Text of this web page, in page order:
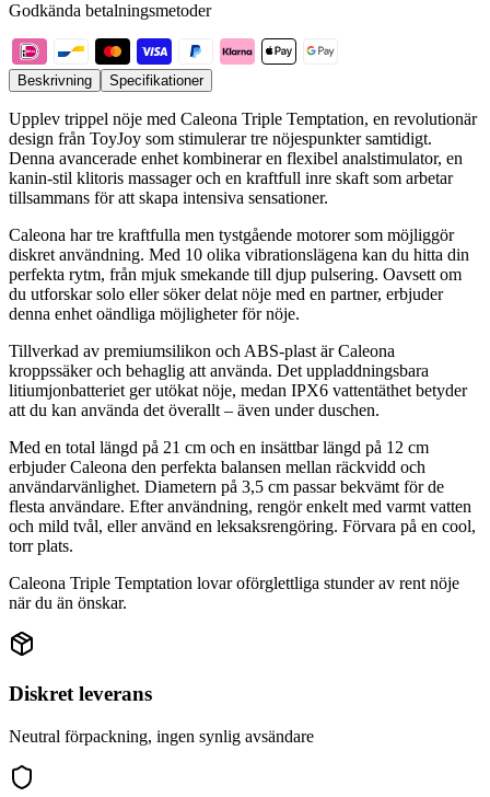
Godkända betalningsmetoder
Beskrivning Specifikationer
Upplev trippel nöje med Caleona Triple Temptation, en revolutionär
design från ToyJoy som stimulerar tre nöjespunkter samtidigt.
Denna avancerade enhet kombinerar en flexibel analstimulator, en
kanin-stil klitoris massager och en kraftfull inre skaft som arbetar
tillsammans för att skapa intensiva sensationer.
Caleona har tre kraftfulla men tystgående motorer som möjliggör
diskret användning. Med 10 olika vibrationslägena kan du hitta din
perfekta rytm, från mjuk smekande till djup pulsering. Oavsett om
du utforskar solo eller söker delat nöje med en partner, erbjuder
denna enhet oändliga möjligheter för nöje.
Tillverkad av premiumsilikon och ABS-plast är Caleona
kroppssäker och behaglig att använda. Det uppladdningsbara
litiumjonbatteriet ger utökat nöje, medan IPX6 vattentäthet betyder
att du kan använda det överallt – även under duschen.
Med en total längd på 21 cm och en insättbar längd på 12 cm
erbjuder Caleona den perfekta balansen mellan räckvidd och
användarvänlighet. Diametern på 3,5 cm passar bekvämt för de
flesta användare. Efter användning, rengör enkelt med varmt vatten
och mild tvål, eller använd en leksaksrengöring. Förvara på en cool,
torr plats.
Caleona Triple Temptation lovar oförglettliga stunder av rent nöje
när du än önskar.
Diskret leverans
Neutral förpackning, ingen synlig avsändare